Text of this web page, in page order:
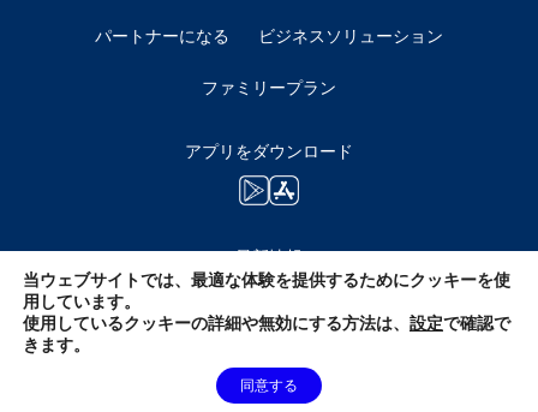
パートナーになる ビジネスソリューション
ファミリープラン
アプリをダウンロード
最新情報
当ウェブサイトでは、最適な体験を提供するためにクッキーを使
用しています。
使用しているクッキーの詳細や無効にする方法は、 設定で確認で
きます。
同意する